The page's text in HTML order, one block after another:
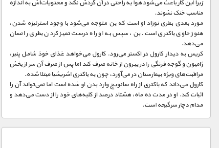
زیرا این کار باعث می‌شود هوا یه راحتی در آن گردش نکند و محتویات‌اش به اندازه
مناسب خنک نشوند.
مورد بعدی بطری نوزاد او است که بن متوجه می‌شود با وجود استرلیزه شدن،
هنوز حاوی باکتری است. بن، سپس به او راه درست تمیز کردن بطری را نسان
می‌دهد.
کریس به دیدار کارول در اکستر می‌رود. کارول می‌خواهد غذای خوذ شامل پنیر،
ژامبون و گوجه فرنگی را در بیرون از خانه صرف کند اما پس از صرف آن سر از بخش
مراقبت‌های ویژه بیمارستان در می‌آورد، چون به باکتری اشریشیا مبتلا شده.
کارول می‌داند که باکتری از راه سانویچ وارد بدن او شده است اما نمی‌تواند آن را
اثبات کند. او در مدت ده ماه، هشتاد درصد از کلیه‌های خود را از دست می‌دهد و
مدام دچار سرگیجه است.